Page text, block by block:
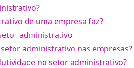
de uma empresa faz?
administrativo
administrativo nas empresas?
no setor administrativo?